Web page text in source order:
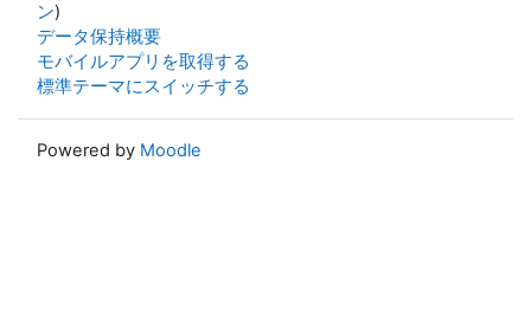
ン)
データ保持概要
モバイルアプリを取得する
標準テーマにスイッチする
Powered by Moodle